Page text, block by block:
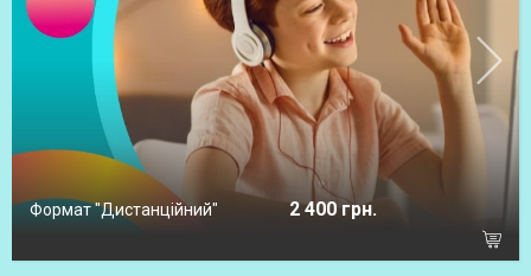
Формат "Дистанційний" 2 400 грн.